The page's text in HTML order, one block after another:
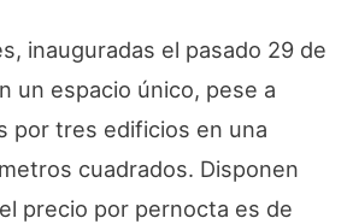
inauguradas el pasado 29 de
un espacio único, pese a
por tres edificios en una
cuadrados. Disponen
precio por pernocta es de